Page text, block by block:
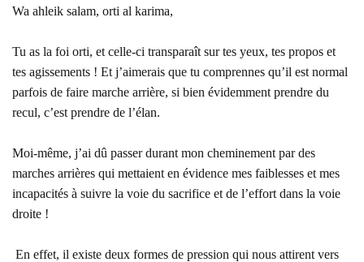
Wa ahleik salam, orti al karima,
Tu as la foi orti, et celle-ci transparaît sur tes yeux, tes propos et
tes agissements ! Et j’aimerais que tu comprennes qu’il est normal
parfois de faire marche arrière, si bien évidemment prendre du
recul, c’est prendre de l’élan.
Moi-même, j’ai dû passer durant mon cheminement par des
marches arrières qui mettaient en évidence mes faiblesses et mes
incapacités à suivre la voie du sacrifice et de l’effort dans la voie
droite !
En effet, il existe deux formes de pression qui nous attirent vers